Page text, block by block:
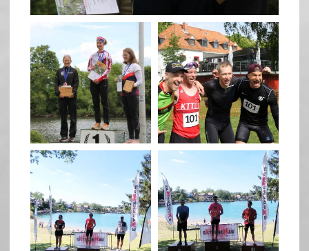
quadrathlon
May 26
quadrathlon
May 26
quadrathlon